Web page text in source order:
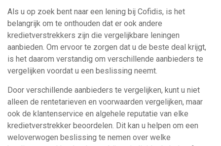
Als u op zoek bent naar een lening bij Cofidis, is het
belangrijk om te onthouden dat er ook andere
kredietverstrekkers zijn die vergelijkbare leningen
aanbieden. Om ervoor te zorgen dat u de beste deal krijgt,
is het daarom verstandig om verschillende aanbieders te
vergelijken voordat u een beslissing neemt.
Door verschillende aanbieders te vergelijken, kunt u niet
alleen de rentetarieven en voorwaarden vergelijken, maar
ook de klantenservice en algehele reputatie van elke
kredietverstrekker beoordelen. Dit kan u helpen om een
weloverwogen beslissing te nemen over welke